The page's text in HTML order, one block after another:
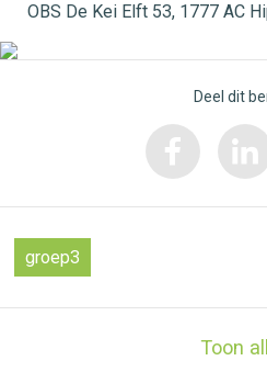
OBS De Kei Elft 53, 1777 AC
Deel dit
groep3
Toon